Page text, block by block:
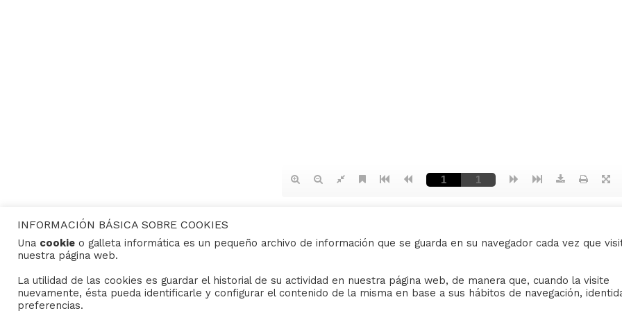
CONTACTO
Consejo General de Hermandades y Cofradías de la ciudad de Sevilla
AVISO LEGAL
INFORMACIÓN BÁSICA SOBRE COOKIES
Una cookie o galleta informática es un pequeño archivo de información que se guarda en su navegador cada vez que
nuestra página web.
La utilidad de las cookies es guardar el historial de su actividad en nuestra página web, de manera que, cuando la visite
nuevamente, ésta pueda identificarle y configurar el contenido de la misma en base a sus hábitos de navegación,
preferencias.